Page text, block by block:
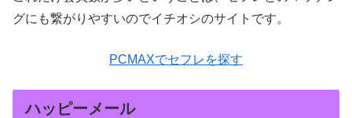
グにも繋がりやすいのでイチオシのサイトです。
PCMAXでセフレを探す
ハッピーメール